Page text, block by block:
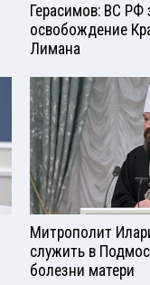
Герасимов: ВС РФ
освобождение
Лимана
Митрополит
служить в
болезни матери